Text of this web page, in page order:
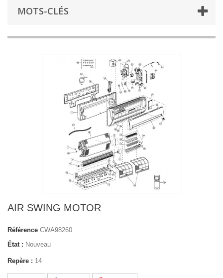
MOTS-CLÉS
AIR SWING MOTOR
Référence CWA98260
État : Nouveau
Repère : 14